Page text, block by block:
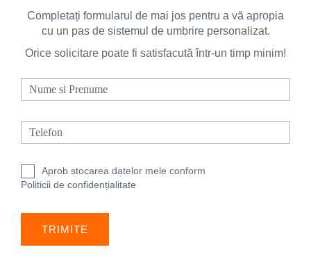
Doar pentru
Low Cost
prețurile
neschimbate
Completați formularul de mai jos pentru a vă apropia
cu un pas de sistemul de umbrire personalizat.
Orice solicitare poate fi satisfacută într-un timp minim!
Aprob stocarea datelor mele conform
Politicii de confidențialitate